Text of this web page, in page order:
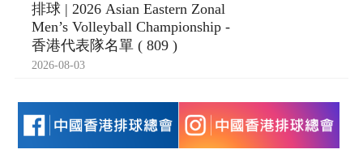
排球 | 2026 Asian Eastern Zonal
Men’s Volleyball Championship -
香港代表隊名單 ( 809 )
2026-08-03